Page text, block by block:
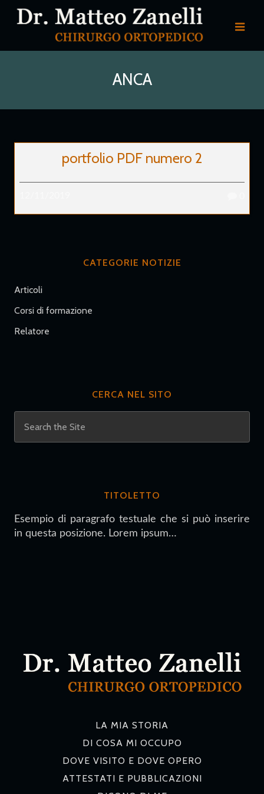
ANCA
portfolio PDF numero 2
CATEGORIE NOTIZIE
Articoli
Corsi di formazione
Relatore
CERCA NEL SITO
TITOLETTO
Esempio di paragrafo testuale che si può inserire
in questa posizione. Lorem ipsum…
LA MIA STORIA
DI COSA MI OCCUPO
DOVE VISITO E DOVE OPERO
ATTESTATI E PUBBLICAZIONI